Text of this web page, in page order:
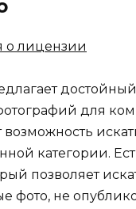
лицензии
для
возможность
категории.
позволяет
фото, не